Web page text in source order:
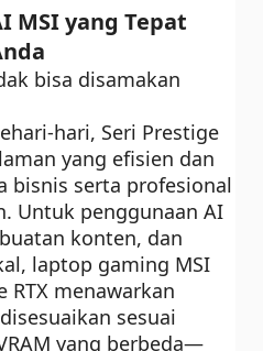
MSI yang Tepat
bisa disamakan
hari, Seri Prestige
yang efisien dan
bisnis serta profesional
Untuk penggunaan AI
konten, dan
laptop gaming MSI
RTX menawarkan
sesuai
yang berbeda—